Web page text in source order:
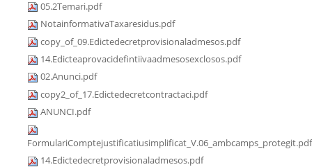
05.2Temari.pdf
NotainformativaTaxaresidus.pdf
copy_of_09.Edictedecretprovisionaladmesos.pdf
14.Edicteaprovacidefintiivaadmesosexclosos.pdf
02.Anunci.pdf
copy2_of_17.Edictedecretcontractaci.pdf
ANUNCI.pdf
FormulariComptejustificatiusimplificat_V.06_ambcamps_protegit.pdf
14.Edictedecretprovisionaladmesos.pdf